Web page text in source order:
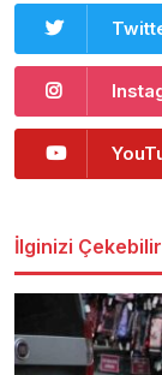
İlginizi Çekebilir